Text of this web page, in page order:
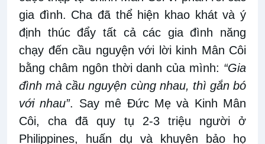
gia đình. Cha đã thể hiện khao khát và ý
định thúc đẩy tất cả các gia đình năng
chạy đến cầu nguyện với lời kinh Mân Côi
bằng châm ngôn thời danh của mình: “Gia
đình mà cầu nguyện cùng nhau, thì gắn bó
với nhau”. Say mê Đức Mẹ và Kinh Mân
Côi, cha đã quy tụ 2-3 triệu người ở
Philippines, huấn dụ và khuyên bảo họ